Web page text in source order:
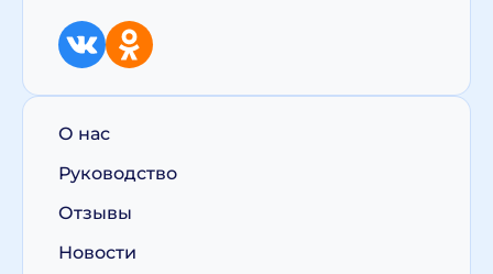
О нас
Руководство
Отзывы
Новости